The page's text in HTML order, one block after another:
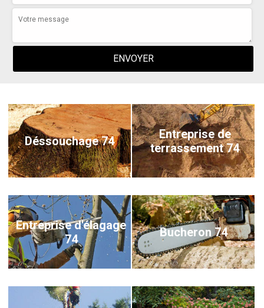
Déssouchage 74
Entreprise de
terrassement 74
Entreprise d'élagage
74
Bucheron 74